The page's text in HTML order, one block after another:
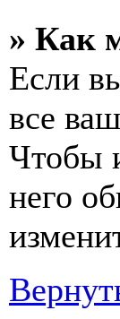
» Как
Если
все
Чтобы
него